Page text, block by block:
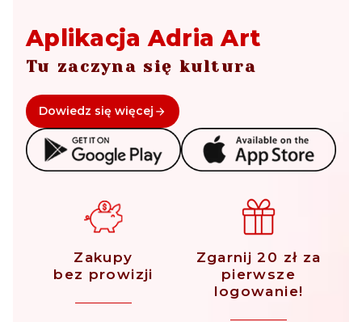
Aplikacja Adria Art
Tu zaczyna się kultura
Dowiedz się więcej
Zakupy
bez prowizji
Zgarnij 20 zł za
pierwsze
logowanie!